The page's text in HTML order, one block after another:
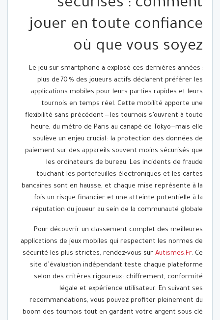
sécurisés : comment
jouer en toute confiance
où que vous soyez
Le jeu sur smartphone a explosé ces dernières années :
plus de 70 % des joueurs actifs déclarent préférer les
applications mobiles pour leurs parties rapides et leurs
tournois en temps réel. Cette mobilité apporte une
flexibilité sans précédent — les tournois s’ouvrent à toute
heure, du métro de Paris au canapé de Tokyo—mais elle
soulève un enjeu crucial : la protection des données de
paiement sur des appareils souvent moins sécurisés que
les ordinateurs de bureau. Les incidents de fraude
touchant les portefeuilles électroniques et les cartes
bancaires sont en hausse, et chaque mise représente à la
fois un risque financier et une atteinte potentielle à la
réputation du joueur au sein de la communauté globale.
Pour découvrir un classement complet des meilleures
applications de jeux mobiles qui respectent les normes de
sécurité les plus strictes, rendez‑vous sur Autismes.Fr. Ce
site d’évaluation indépendant teste chaque plateforme
selon des critères rigoureux : chiffrement, conformité
légale et expérience utilisateur. En suivant ses
recommandations, vous pouvez profiter pleinement du
boom des tournois tout en gardant votre argent sous clé